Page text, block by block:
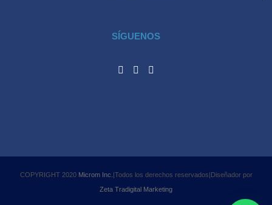
SÍGUENOS
COPYRIGHT 2020 Microm Inc. |Todos los derechos reservados|Diseñador por
Zeta Tradigital Marketing